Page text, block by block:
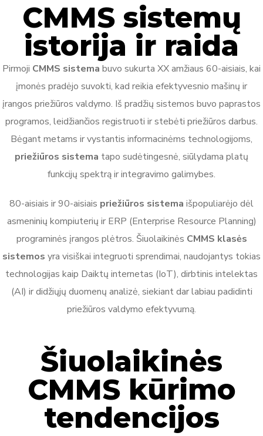
CMMS sistemų
istorija ir raida
Pirmoji CMMS sistema buvo sukurta XX amžiaus 60-aisiais, kai
įmonės pradėjo suvokti, kad reikia efektyvesnio mašinų ir
įrangos priežiūros valdymo. Iš pradžių sistemos buvo paprastos
programos, leidžiančios registruoti ir stebėti priežiūros darbus.
Bėgant metams ir vystantis informacinėms technologijoms,
priežiūros sistema tapo sudėtingesnė, siūlydama platų
funkcijų spektrą ir integravimo galimybes.
80-aisiais ir 90-aisiais priežiūros sistema išpopuliarėjo dėl
asmeninių kompiuterių ir ERP (Enterprise Resource Planning)
programinės įrangos plėtros. Šiuolaikinės CMMS klasės
sistemos yra visiškai integruoti sprendimai, naudojantys tokias
technologijas kaip Daiktų internetas (IoT), dirbtinis intelektas
(AI) ir didžiųjų duomenų analizė, siekiant dar labiau padidinti
priežiūros valdymo efektyvumą.
Šiuolaikinės
CMMS kūrimo
tendencijos